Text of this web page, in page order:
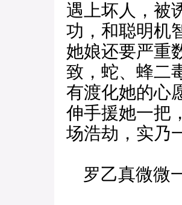
遇上坏人，被
功，和聪明机
她娘还要严重
致，蛇、蜂二
有渡化她的心
伸手援她一把
场浩劫，实乃
罗乙真微微